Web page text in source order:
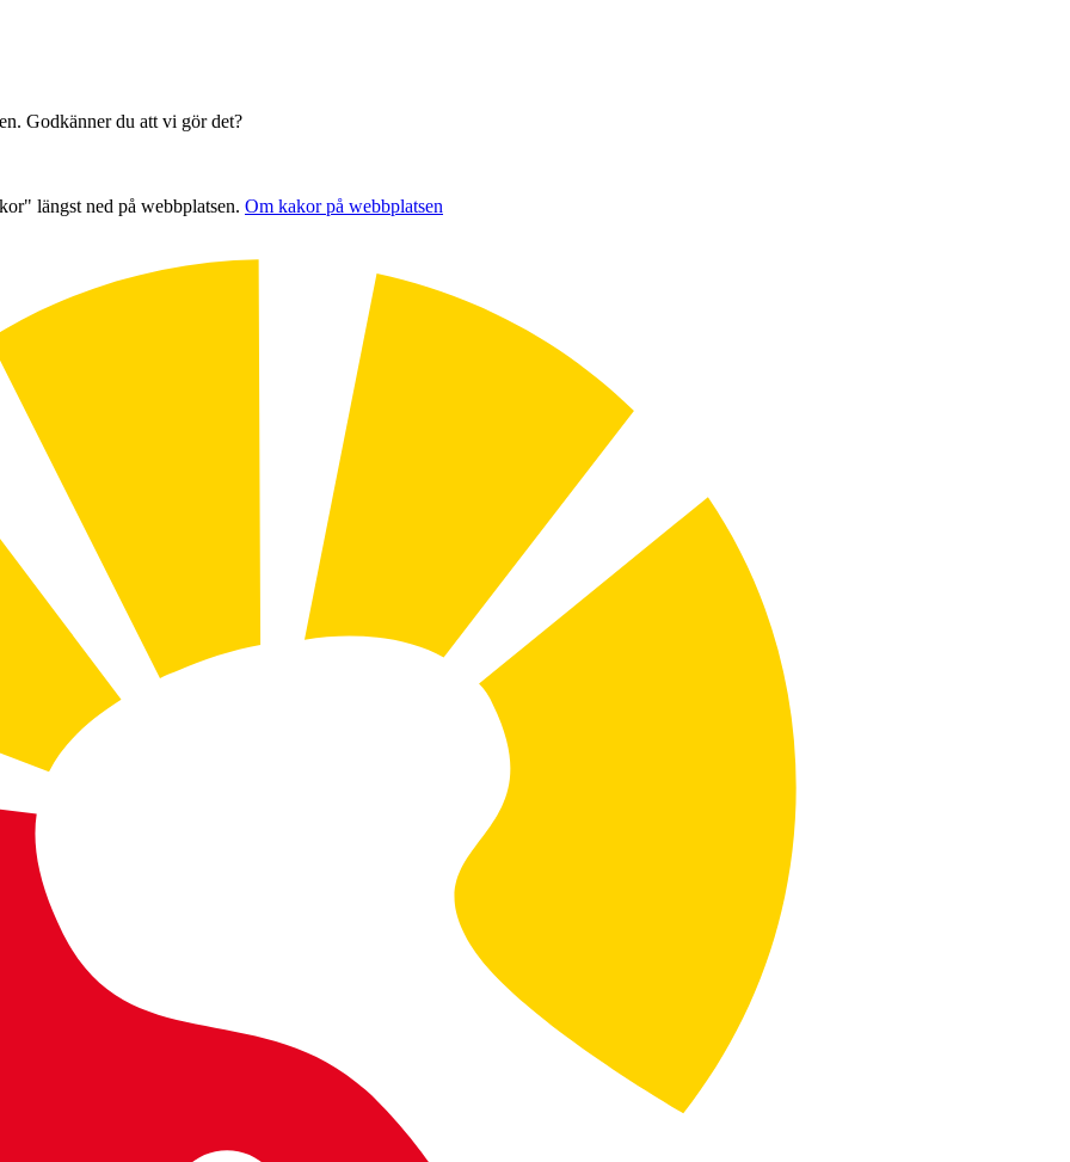
Godkänner du att vi gör det?
längst ned på webbplatsen. Om kakor på webbplatsen